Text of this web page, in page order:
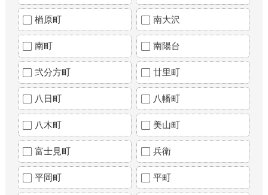
楢原町 南大沢
南町 南陽台
弐分方町 廿里町
八日町 八幡町
八木町 美山町
富士見町 兵衛
平岡町 平町